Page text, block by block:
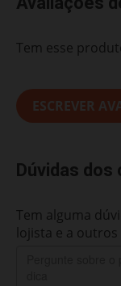
Tem esse
ESCREVER
Dúvidas dos
Tem alguma
lojista e a